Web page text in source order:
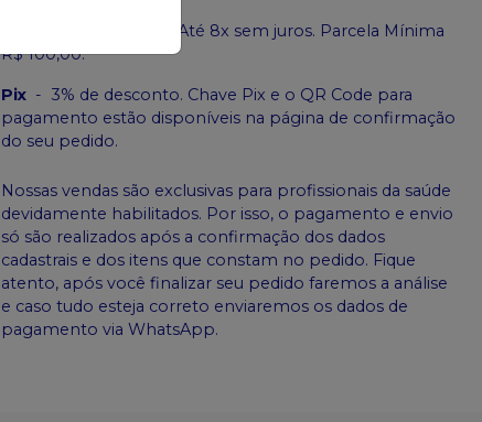
Até 8x sem juros. Parcela Mínima
R$ 100,00.
Pix - 3% de desconto. Chave Pix e o QR Code para
pagamento estão disponíveis na página de confirmação
do seu pedido.
Nossas vendas são exclusivas para profissionais da saúde
devidamente habilitados. Por isso, o pagamento e envio
só são realizados após a confirmação dos dados
cadastrais e dos itens que constam no pedido. Fique
atento, após você finalizar seu pedido faremos a análise
e caso tudo esteja correto enviaremos os dados de
pagamento via WhatsApp.